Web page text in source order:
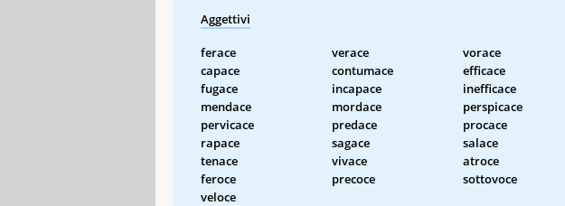
Aggettivi
ferace verace vorace
capace
contumace efficace
fugace
incapace inefficace
mendace
mordace perspicace
pervicace
predace procace
rapace
sagace salace
tenace
vivace atroce
feroce
precoce sottovoce
veloce